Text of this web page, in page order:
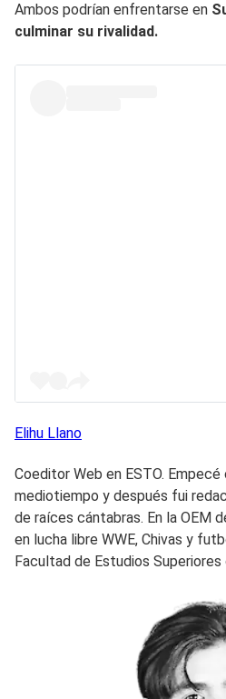
Ambos podrían enfrentarse en
culminar su rivalidad.
Elihu Llano
Coeditor Web en ESTO.
mediotiempo y después fui
de raíces cántabras. En la OEM
en lucha libre WWE, Chivas y
Facultad de Estudios Superiores